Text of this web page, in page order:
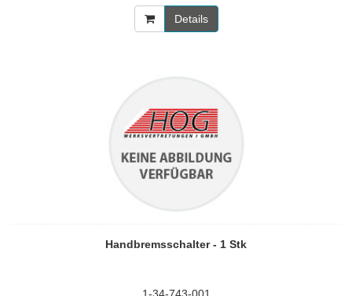
Details
Handbremsschalter - 1 Stk